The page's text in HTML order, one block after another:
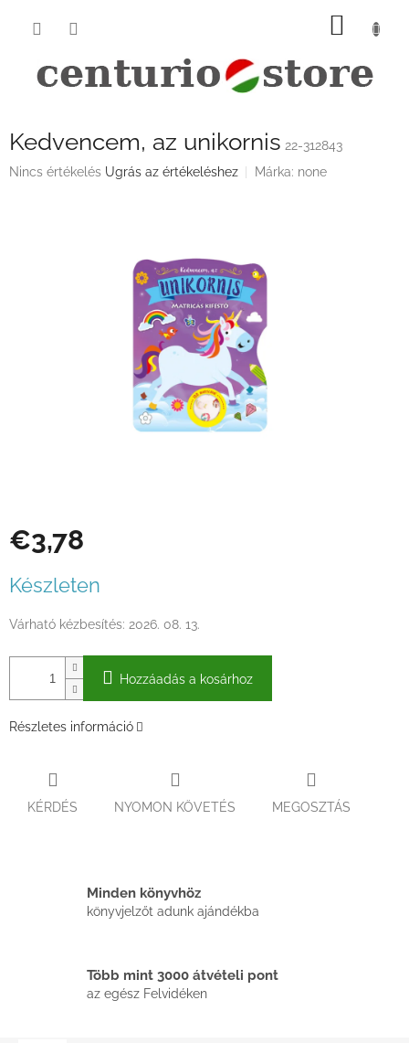
KOSÁR
Kedvencem, az unikornis 22-312843
A
Nincs értékelés Ugrás az értékeléshez Márka: none
€3,78
Készleten
Várható kézbesítés: 2026. 08. 13.
Hozzáadás a kosárhoz
Részletes információ
KÉRDÉS NYOMON KÖVETÉS MEGOSZTÁS
Minden könyvhöz
könyvjelzőt adunk ajándékba
Több mint 3000 átvételi pont
az egész Felvidéken